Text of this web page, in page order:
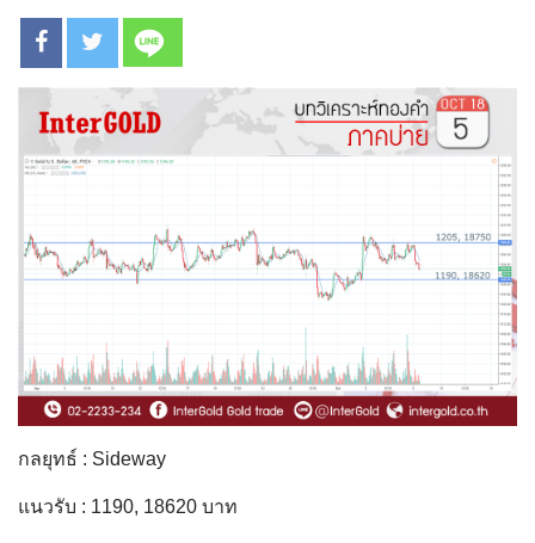
กลยุทธ์ : Sideway
แนวรับ : 1190, 18620 บาท